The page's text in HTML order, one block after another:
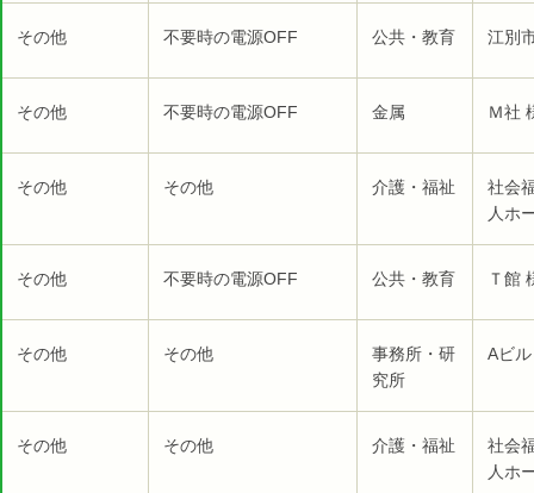
その他 不要時の電源OFF 公共・教育 江別
その他 不要時の電源OFF 金属 Ｍ社
その他 その他 介護・福祉
社会
人ホ
その他 不要時の電源OFF 公共・教育 Ｔ館
その他 その他
事務所・研
究所
Aビ
その他 その他 介護・福祉
社会
人ホ